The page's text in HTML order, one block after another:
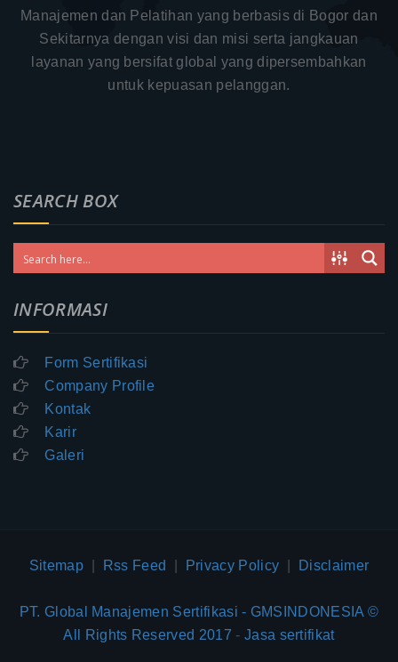
Manajemen dan Pelatihan yang berbasis di Bogor dan
Sekitarnya dengan visi dan misi serta jangkauan
layanan yang bersifat global yang dipersembahkan
untuk kepuasan pelanggan.
SEARCH BOX
INFORMASI
Form Sertifikasi
Company Profile
Kontak
Karir
Galeri
Sitemap Rss Feed Privacy Policy Disclaimer
PT. Global Manajemen Sertifikasi - GMSINDONESIA ©
All Rights Reserved 2017 - Jasa sertifikat